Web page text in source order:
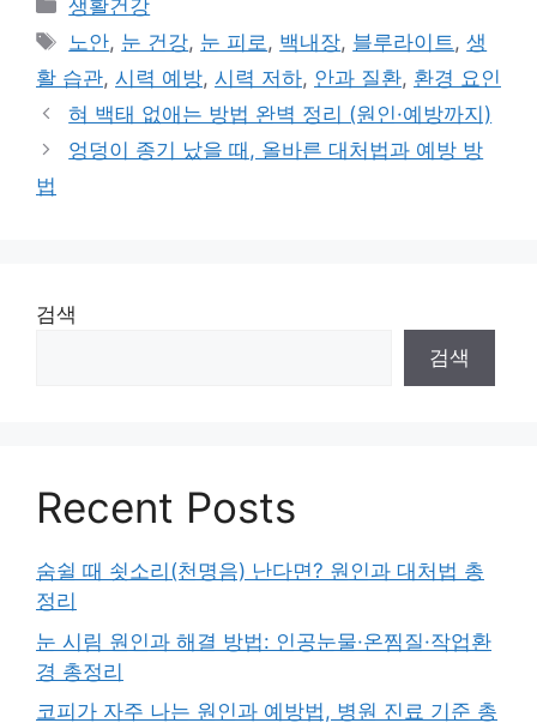
테
리
생활건강
태
그
노안, 눈 건강, 눈 피로, 백내장, 블루라이트,생
활 습관, 시력 예방, 시력 저하, 안과 질환, 환경 요인
혀 백태 없애는 방법 완벽 정리 (원인·예방까지)
엉덩이 종기 났을 때, 올바른 대처법과 예방 방
법
검색
검색
Recent Posts
숨쉴 때 쇳소리(천명음) 난다면? 원인과 대처법 총
정리
눈 시림 원인과 해결 방법: 인공눈물·온찜질·작업환
경 총정리
코피가 자주 나는 원인과 예방법, 병원 진료 기준 총